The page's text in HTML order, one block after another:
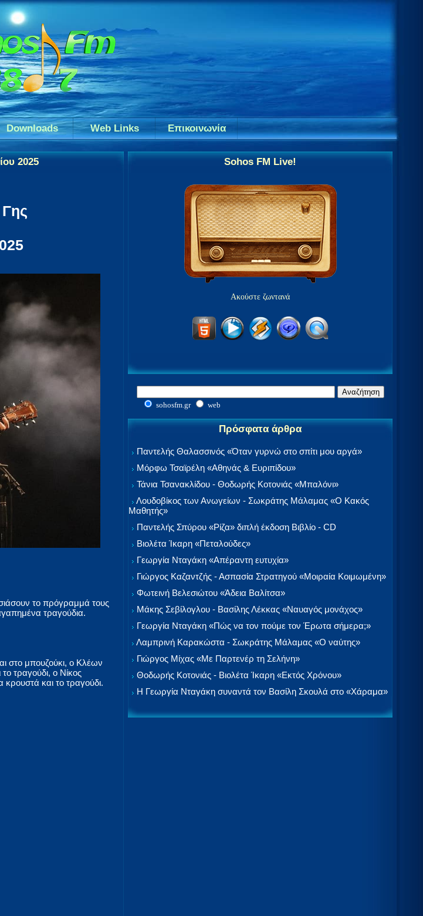
Downloads Web Links Επικοινωνία
2025
το πρόγραμμά τους
τραγούδια.
στο μπουζούκι, ο Κλέων
τραγούδι, ο Νίκος
και το τραγούδι.
Sohos FM Live!
Ακούστε ζωντανά
sohosfm.gr web
Πρόσφατα άρθρα
Παντελής Θαλασσινός «Όταν γυρνώ στο σπίτι μου αργά»
Μόρφω Τσαϊρέλη «Αθηνάς & Ευριπίδου»
Τάνια Τσανακλίδου - Θοδωρής Κοτονιάς «Μπαλόνι»
Λουδοβίκος των Ανωγείων - Σωκράτης Μάλαμας «Ο Κακός
Μαθητής»
Παντελής Σπύρου «Ρίζα» διπλή έκδοση Βιβλίο - CD
Βιολέτα Ίκαρη «Πεταλούδες»
Γεωργία Νταγάκη «Aπέραντη ευτυχία»
Γιώργος Καζαντζής - Ασπασία Στρατηγού «Μοιραία Κοιμωμένη»
Φωτεινή Βελεσιώτου «Άδεια Βαλίτσα»
Μάκης Σεβίλογλου - Βασίλης Λέκκας «Ναυαγός μονάχος»
Γεωργία Νταγάκη «Πώς να τον πούμε τον Έρωτα σήμερα;»
Λαμπρινή Καρακώστα - Σωκράτης Μάλαμας «Ο ναύτης»
Γιώργος Μίχας «Με Παρτενέρ τη Σελήνη»
Θοδωρής Κοτονιάς - Βιολέτα Ίκαρη «Εκτός Χρόνου»
Η Γεωργία Νταγάκη συναντά τον Βασίλη Σκουλά στο «Χάραμα»